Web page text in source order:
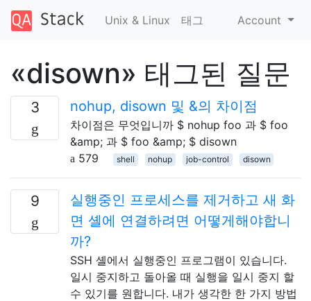
Unix & Linux 태그 Account
«disown» 태그된 질문
3 nohup, disown 및 &의 차이점
차이점은 무엇입니까 $ nohup foo 과 $ foo
&amp; 과 $ foo &amp; $ disown
579
shell nohup job-control disown
9
실행중인 프로세스를 제거하고 새 화
면 셸에 연결하려면 어떻게해야합니
까?
SSH 셸에서 실행중인 프로그램이 있습니다.
일시 중지하고 돌아올 때 실행을 일시 중지 할
수 있기를 원합니다. 내가 생각한 한 가지 방법